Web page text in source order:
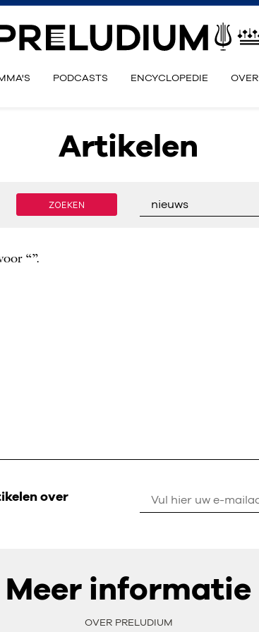
PODCASTS ENCYCLOPEDIE OVER
Artikelen
ZOEKEN nieuws
“”.
over
Meer informatie
OVER PRELUDIUM